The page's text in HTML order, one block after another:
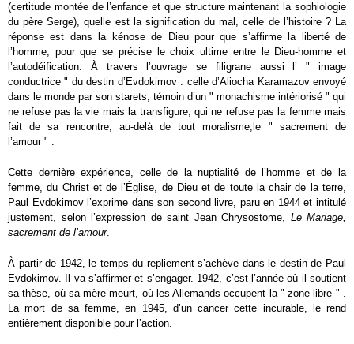
(certitude montée de l’enfance et que structure maintenant la sophiologie
du père Serge), quelle est la signification du mal, celle de l’histoire ? La
réponse est dans la kénose de Dieu pour que s’affirme la liberté de
l’homme, pour que se précise le choix ultime entre le Dieu-homme et
l’autodéification. À travers l’ouvrage se filigrane aussi l’ " image
conductrice " du destin d’Evdokimov : celle d’Aliocha Karamazov envoyé
dans le monde par son starets, témoin d’un " monachisme intériorisé " qui
ne refuse pas la vie mais la transfigure, qui ne refuse pas la femme mais
fait de sa rencontre, au-delà de tout moralisme,le " sacrement de
l’amour " .
Cette dernière expérience, celle de la nuptialité de l’homme et de la
femme, du Christ et de l’Église, de Dieu et de toute la chair de la terre,
Paul Evdokimov l’exprime dans son second livre, paru en 1944 et intitulé
justement, selon l’expression de saint Jean Chrysostome, Le Mariage,
sacrement de l’amour.
À partir de 1942, le temps du repliement s’achève dans le destin de Paul
Evdokimov. Il va s’affirmer et s’engager. 1942, c’est l’année où il soutient
sa thèse, où sa mère meurt, où les Allemands occupent la " zone libre " .
La mort de sa femme, en 1945, d’un cancer cette incurable, le rend
entièrement disponible pour l’action.